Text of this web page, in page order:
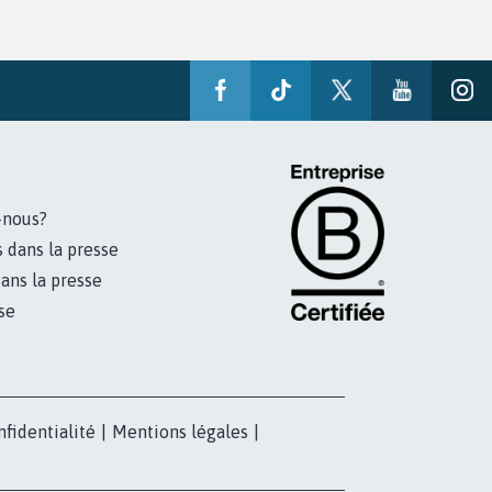
la presse
la presse
Mentions légales